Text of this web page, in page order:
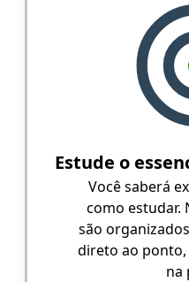
Estude o
Você saberá
como estudar.
são
direto ao ponto,
na